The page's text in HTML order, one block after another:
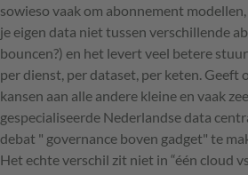
sowieso vaak om abonnement
je eigen data niet tussen verschillende
bouncen?) en het levert veel betere
per dienst, per dataset, per keten. Geeft
kansen aan alle andere kleine en vaak
gespecialiseerde Nederlandse data
debat " governance boven gadget" te
Het echte verschil zit niet in “één cloud